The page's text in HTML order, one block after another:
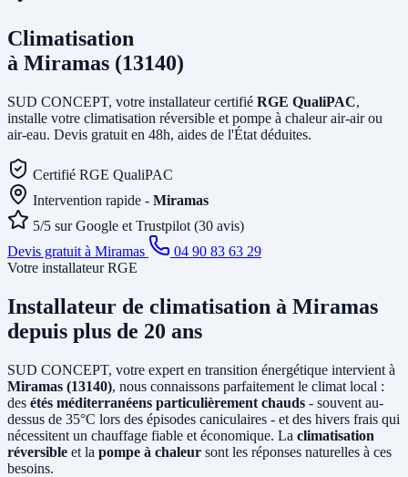
Climatisation
à Miramas (13140)
SUD CONCEPT, votre installateur certifié RGE QualiPAC,
installe votre climatisation réversible et pompe à chaleur air-air ou
air-eau. Devis gratuit en 48h, aides de l'État déduites.
Certifié RGE QualiPAC
Intervention rapide - Miramas
5/5 sur Google et Trustpilot (30 avis)
Devis gratuit à Miramas
04 90 83 63 29
Votre installateur RGE
Installateur de climatisation à Miramas
depuis plus de 20 ans
SUD CONCEPT, votre expert en transition énergétique intervient à
Miramas (13140), nous connaissons parfaitement le climat local :
des étés méditerranéens particulièrement chauds - souvent au-
dessus de 35°C lors des épisodes caniculaires - et des hivers frais qui
nécessitent un chauffage fiable et économique. La climatisation
réversible et la pompe à chaleur sont les réponses naturelles à ces
besoins.